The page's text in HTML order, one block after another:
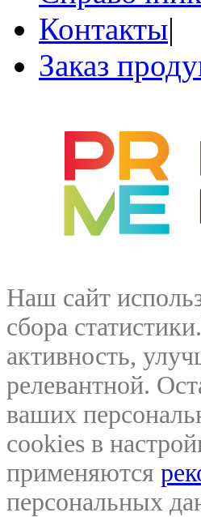
Контакты|
Заказ
Наш сайт
сбора
активность,
релевантной.
ваших
cookies в
применяются
персональных